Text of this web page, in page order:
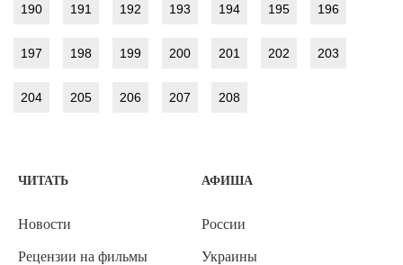
190 191 192 193 194 195 196
197 198 199 200 201 202 203
204 205 206 207 208
ЧИТАТЬ
Новости
Рецензии на фильмы
АФИША
России
Украины